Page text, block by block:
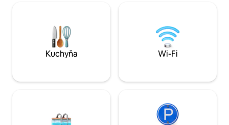
Moderná kúpeľňa je vybavená
sprchovacím kútom a všetkým
základným príslušenstvom. Apartmán
pôsobí pokojne, súkromne a celý deň je
terase a
nádherný výhľad
Kuchyňa Wi-Fi